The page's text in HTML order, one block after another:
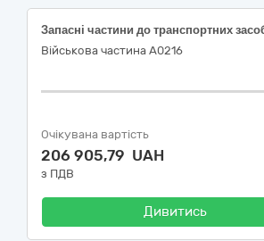
Військова частина А0216
Очікувана вартість
206 905,79 UAH
з ПДВ
Дивитись